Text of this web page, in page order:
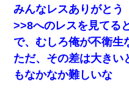
みんなレスありがとう
>>8へのレスを見てる
で、むしろ俺が不衛生
ただ、その差は大きい
もなかなか難しいな